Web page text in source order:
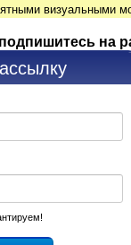
визуальными
на